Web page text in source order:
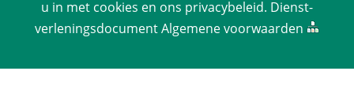
u in met cookies en ons privacy­beleid. Dienst­
verlenings­documentAlgemene voorwaarden